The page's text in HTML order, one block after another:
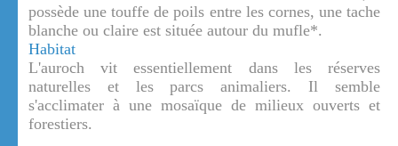
possède une touffe de poils entre les cornes, une tache
blanche ou claire est située autour du mufle*.
Habitat
L'auroch vit essentiellement dans les réserves
naturelles et les parcs animaliers. Il semble
s'acclimater à une mosaïque de milieux ouverts et
forestiers.